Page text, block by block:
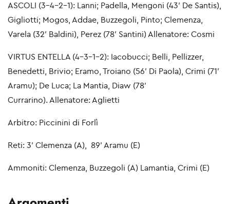
ASCOLI (3-4-2-1): Lanni; Padella, Mengoni (43′ De Santis),
Gigliotti; Mogos, Addae, Buzzegoli, Pinto; Clemenza,
Varela (32′ Baldini), Perez (78′ Santini) Allenatore: Cosmi
VIRTUS ENTELLA (4-3-1-2): Iacobucci; Belli, Pellizzer,
Benedetti, Brivio; Eramo, Troiano (56′ Di Paola), Crimi (71′
Aramu); De Luca; La Mantia, Diaw (78′
Currarino). Allenatore: Aglietti
Arbitro: Piccinini di Forlì
Reti: 3′ Clemenza (A), 89′ Aramu (E)
Ammoniti: Clemenza, Buzzegoli (A) Lamantia, Crimi (E)